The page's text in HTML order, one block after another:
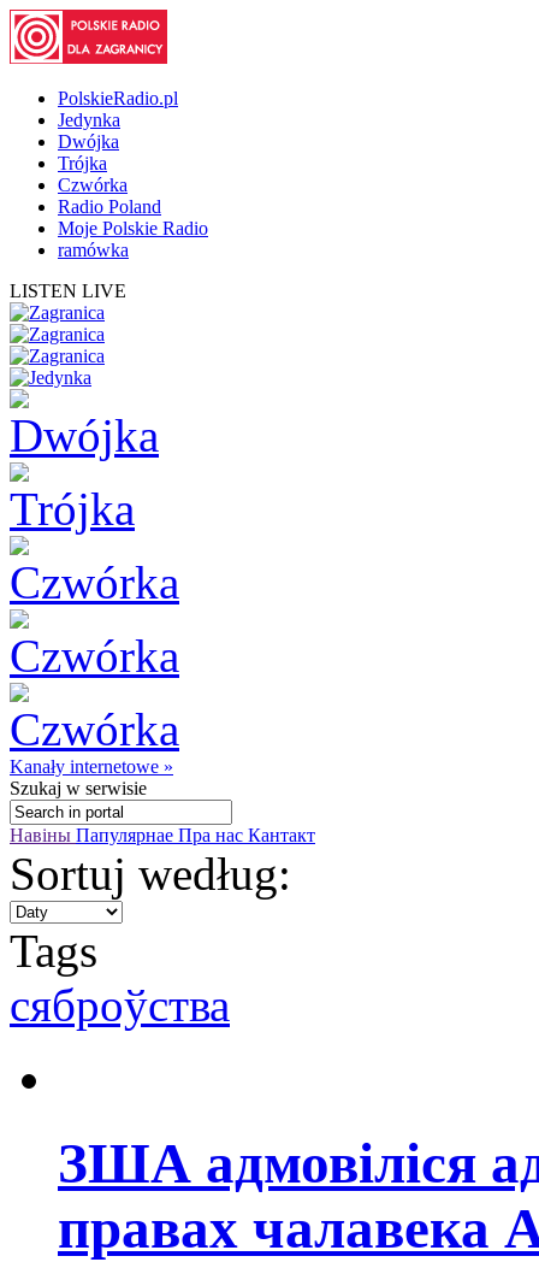
PolskieRadio.pl
Jedynka
Dwójka
Trójka
Czwórka
Radio Poland
Moje Polskie Radio
ramówka
LISTEN LIVE
Kanały internetowe »
Szukaj w serwisie
Навіны Папулярнае Пра нас Кантакт
Sortuj według:
Tags
сяброўства
ЗША адмовіліся
правах чалавека